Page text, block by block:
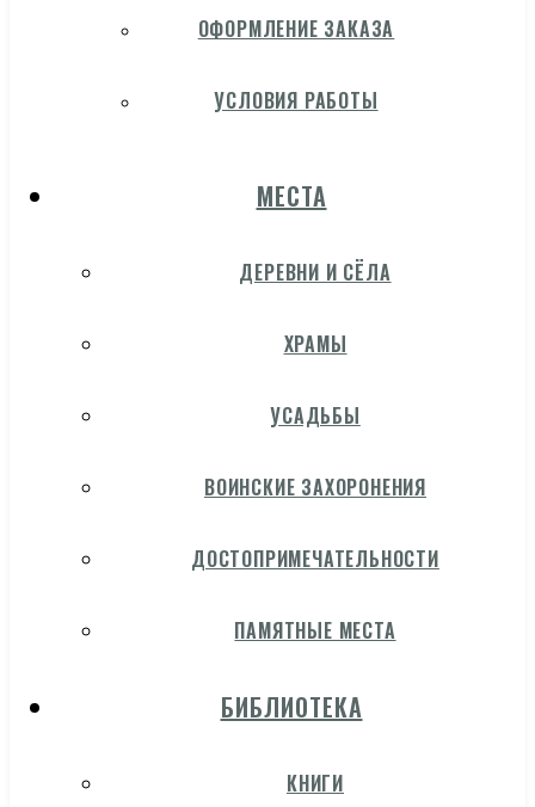
ОФОРМЛЕНИЕ ЗАКАЗА
УСЛОВИЯ РАБОТЫ
МЕСТА
ДЕРЕВНИ И СЁЛА
ХРАМЫ
УСАДЬБЫ
ВОИНСКИЕ ЗАХОРОНЕНИЯ
ДОСТОПРИМЕЧАТЕЛЬНОСТИ
ПАМЯТНЫЕ МЕСТА
БИБЛИОТЕКА
КНИГИ